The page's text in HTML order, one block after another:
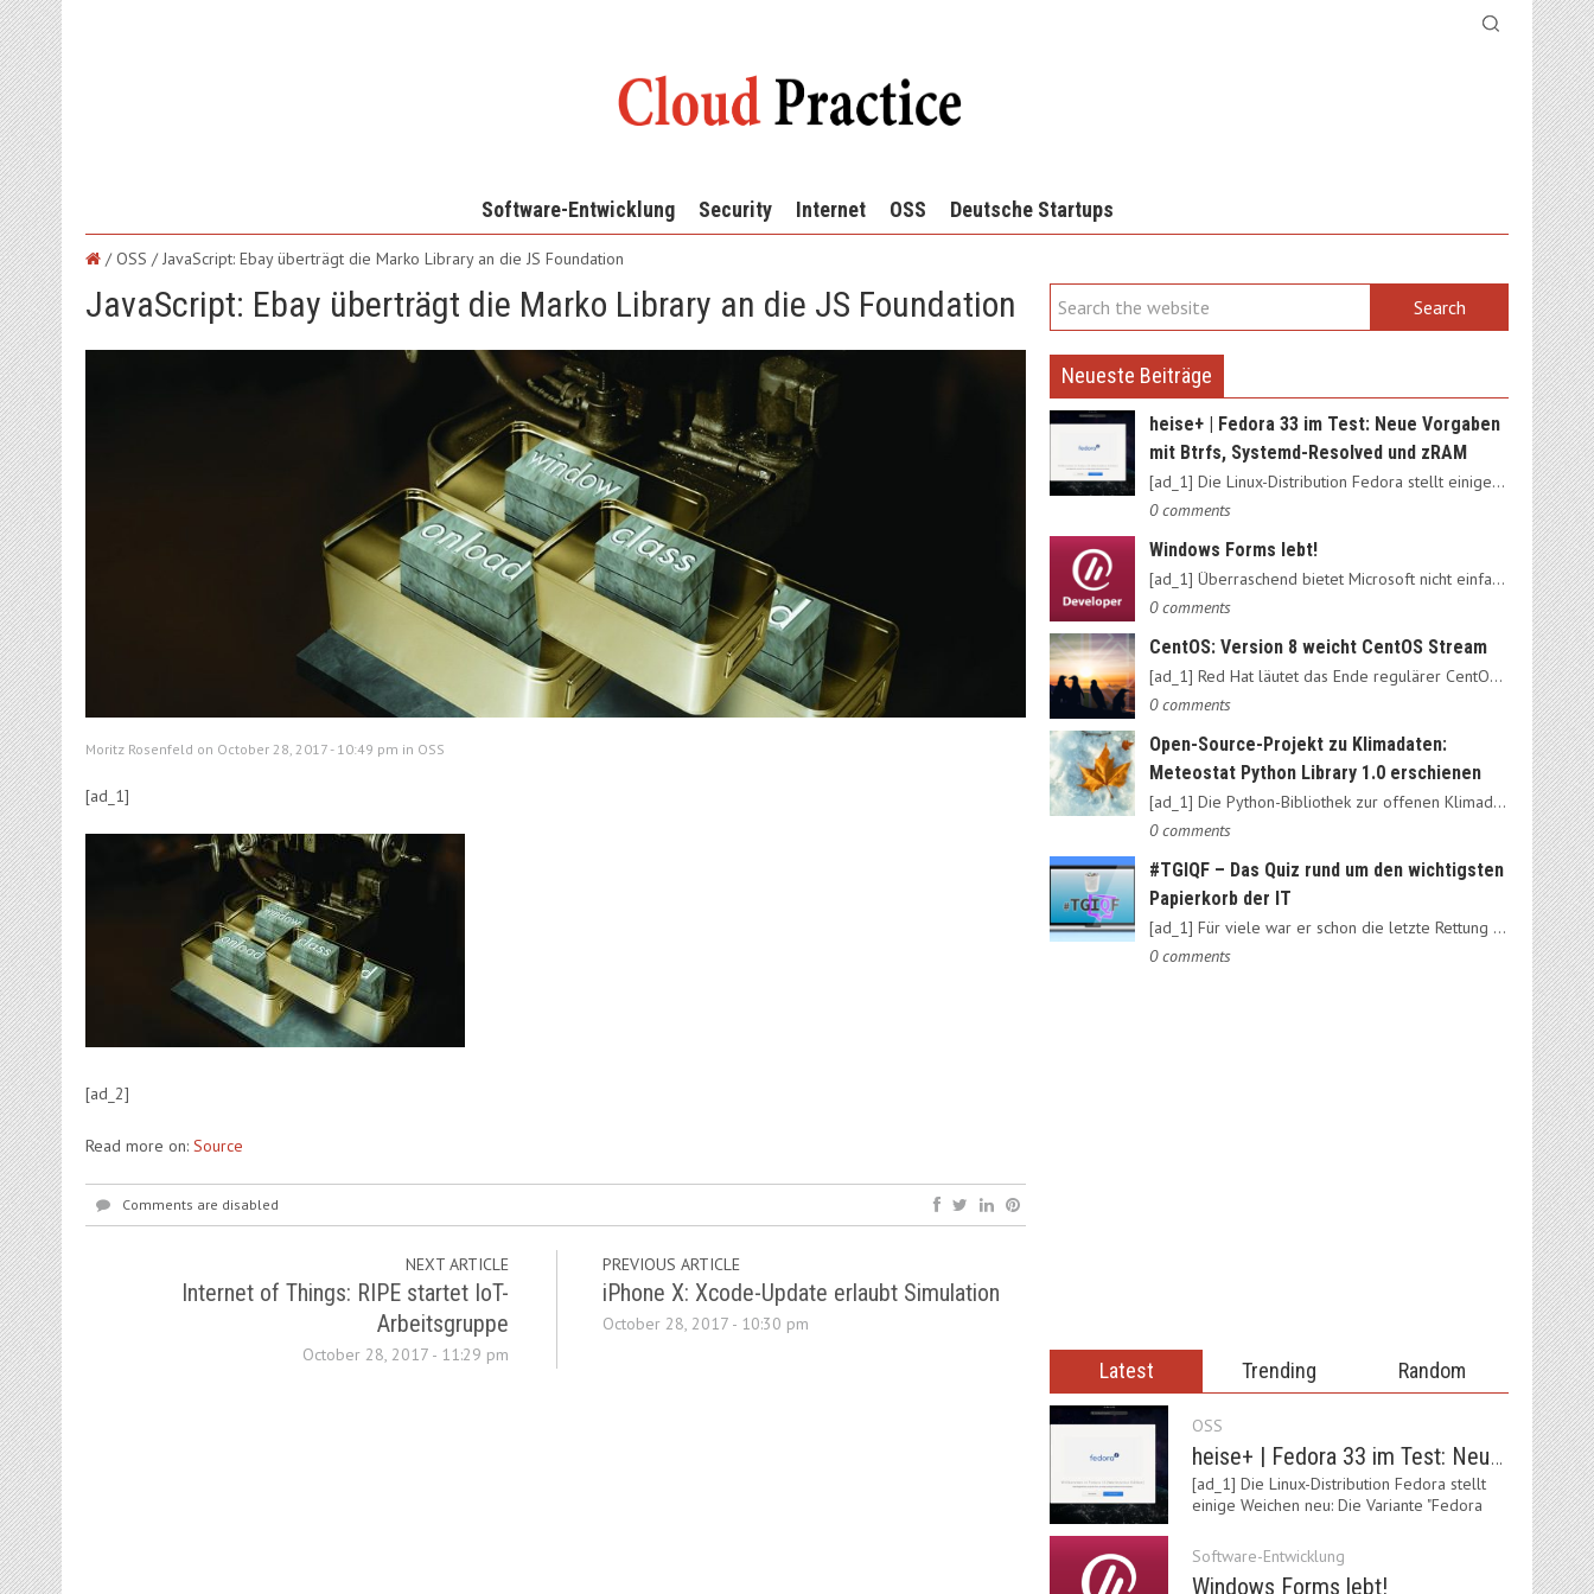
Software-Entwicklung Security Internet OSS Deutsche Startups
/ OSS /JavaScript: Ebay überträgt die Marko Library an die JS Foundation
JavaScript: Ebay überträgt die Marko Library an die JS Foundation
Moritz Rosenfeld on October 28, 2017 - 10:49 pm in OSS
[ad_1]
[ad_2]
Read more on: Source
Comments are disabled
NEXT ARTICLE
Internet of Things: RIPE startet IoT-
Arbeitsgruppe
October 28, 2017 - 11:29 pm
PREVIOUS ARTICLE
iPhone X: Xcode-Update erlaubt Simulation
October 28, 2017 - 10:30 pm
Neueste Beiträge
heise+ | Fedora 33 im Test: Neue Vorgaben
mit Btrfs, Systemd-Resolved und zRAM
[ad_1] Die Linux-Distribution Fedora stellt einige Weichen neu:…
0 comments
Windows Forms lebt!
[ad_1] Überraschend bietet Microsoft nicht einfach das alte…
0 comments
CentOS: Version 8 weicht CentOS Stream
[ad_1] Red Hat läutet das Ende regulärer CentOS-Ausgaben ein:…
0 comments
Open-Source-Projekt zu Klimadaten:
Meteostat Python Library 1.0 erschienen
[ad_1] Die Python-Bibliothek zur offenen Klimadatenbank Meteostat…
0 comments
#TGIQF – Das Quiz rund um den wichtigsten
Papierkorb der IT
[ad_1] Für viele war er schon die letzte Rettung vorm Daten-Nirvana:…
0 comments
Latest Trending Random
OSS
heise+ | Fedora 33 im Test: Neue Vorgaben mit Btrfs, Systemd-Resolved und zRAM
[ad_1] Die Linux-Distribution Fedora stellt
einige Weichen neu: Die Variante "Fedora
Software-Entwicklung
Windows Forms lebt!